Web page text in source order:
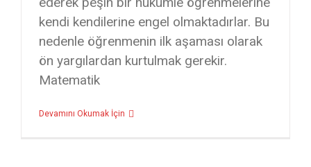
kendi kendilerine engel olmaktadırlar. Bu
nedenle öğrenmenin ilk aşaması olarak
ön yargılardan kurtulmak gerekir.
Matematik
Devamını Okumak İçin